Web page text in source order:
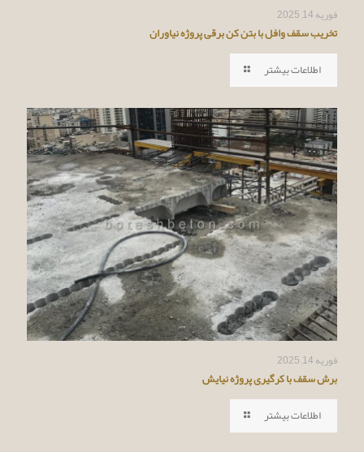
فوریه 14, 2025
تخریب سقف وافل با بتن کن برقی پروژه نیاوران
اطلاعات بیشتر
فوریه 14, 2025
برش سقف با کرگیری پروژه نیایش
اطلاعات بیشتر